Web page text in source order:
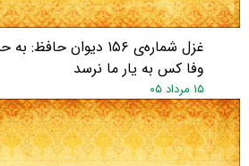
غزل شماره‌ی ۱۵۶ دیوان
وفا کس به یار ما نرسد
۱۵ مرداد ۰۵